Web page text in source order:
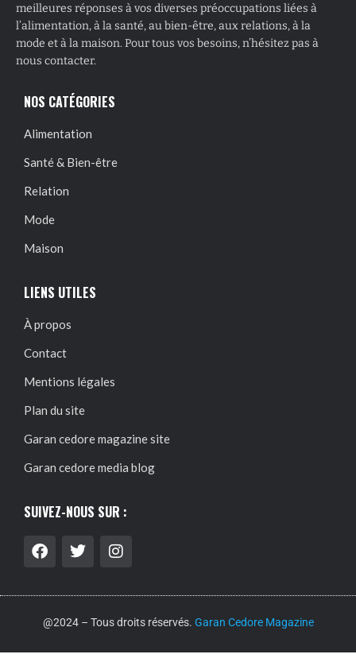
meilleures réponses à vos diverses préoccupations liées à
l’alimentation, à la santé, au bien-être, aux relations, à la
mode et à la maison. Pour tous vos besoins, n’hésitez pas à
nous contacter.
NOS CATÉGORIES
Alimentation
Santé & Bien-être
Relation
Mode
Maison
LIENS UTILES
À propos
Contact
Mentions légales
Plan du site
Garan cedore magazine site
Garan cedore media blog
SUIVEZ-NOUS SUR :
@2024 – Tous droits réservés. Garan Cedore Magazine